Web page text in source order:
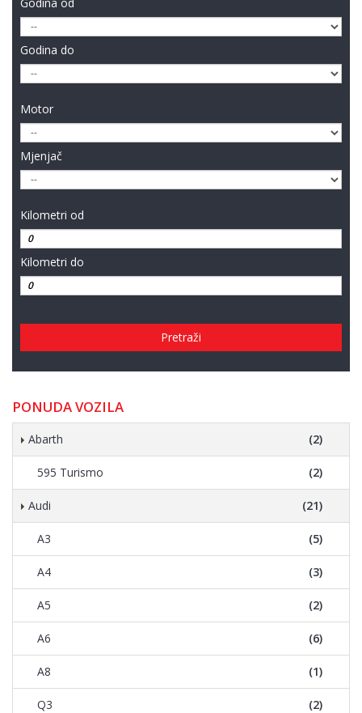
Godina do
Motor
Mjenjač
Kilometri od
Kilometri do
Pretraži
PONUDA VOZILA
Abarth (2)
595 Turismo (2)
Audi (21)
A3 (5)
A4 (3)
A5 (2)
A6 (6)
A8 (1)
Q3 (2)